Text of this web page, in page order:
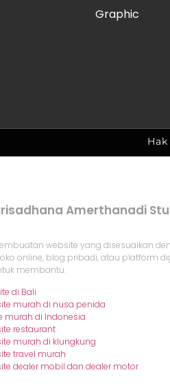
Graphic
Amerthanadi
website yang disesuaikan
online, blog pribadi, atau platform
membantu.
di Bali
murah di nusa penida
murah di Indonesia
restaurant
murah di klungkung
travel murah
dealer mobil dan dealer motor